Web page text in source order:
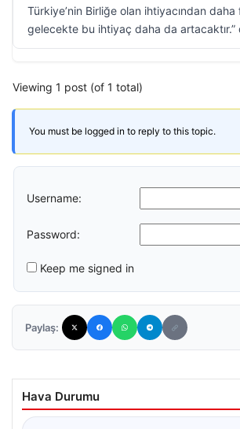
Türkiye’nin Birliğe olan ihtiyacından daha
gelecekte bu ihtiyaç daha da artacaktır.”
Viewing 1 post (of 1 total)
You must be logged in to reply to this topic.
Username:
Password:
Keep me signed in
Paylaş:
Hava Durumu